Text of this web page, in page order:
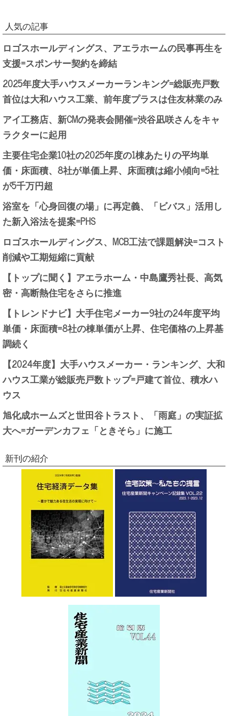
人気の記事
ロゴスホールディングス、アエラホームの民事再生を
支援=スポンサー契約を締結
2025年度大手ハウスメーカーランキング=総販売戸数
首位は大和ハウス工業、前年度プラスは住友林業のみ
アイ工務店、新CMの発表会開催=渋谷凪咲さんをキャ
ラクターに起用
主要住宅企業10社の2025年度の1棟あたりの平均単
価・床面積、8社が単価上昇、床面積は縮小傾向=5社
が5千万円超
浴室を「心身回復の場」に再定義、「ビバス」活用し
た新入浴法を提案=PHS
ロゴスホールディングス、MCB工法で課題解決=コスト
削減や工期短縮に貢献
【トップに聞く】アエラホーム・中島鷹秀社長、高気
密・高断熱住宅をさらに推進
【トレンドナビ】大手住宅メーカー9社の24年度平均
単価・床面積=8社の棟単価が上昇、住宅価格の上昇基
調続く
【2024年度】大手ハウスメーカー・ランキング、大和
ハウス工業が総販売戸数トップ=戸建て首位、積水ハ
ウス
旭化成ホームズと世田谷トラスト、「雨庭」の実証拡
大へ=ガーデンカフェ「ときそら」に施工
新刊の紹介